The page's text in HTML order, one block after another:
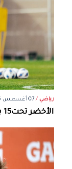
رياضي /07 أغسطس 2026
الأخضر تحت15 يجري تدريباته في أبها